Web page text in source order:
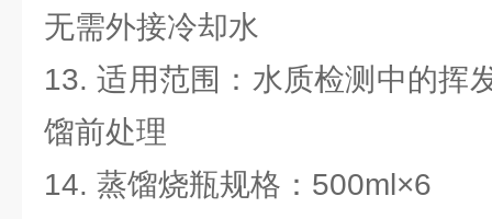
无需外接冷却水
13. 适用范围：水质检测中的挥
馏前处理
14. 蒸馏烧瓶规格：500ml×6